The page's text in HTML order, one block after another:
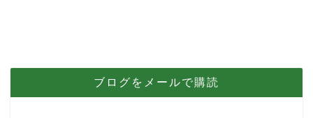
ブログをメールで購読